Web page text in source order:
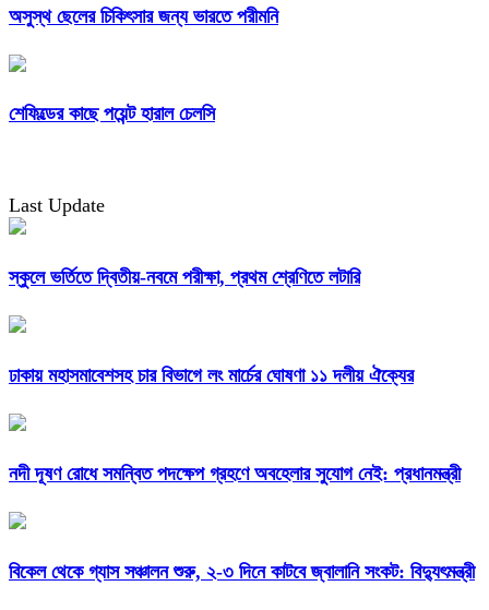
অসুস্থ ছেলের চিকিৎসার জন্য ভারতে পরীমনি
শেফিল্ডের কাছে পয়েন্ট হারাল চেলসি
Last Update
স্কুলে ভর্তিতে দ্বিতীয়-নবমে পরীক্ষা, প্রথম শ্রেণিতে লটারি
ঢাকায় মহাসমাবেশসহ চার বিভাগে লং মার্চের ঘোষণা ১১ দলীয় ঐক্যের
নদী দূষণ রোধে সমন্বিত পদক্ষেপ গ্রহণে অবহেলার সুযোগ নেই: প্রধানমন্ত্রী
বিকেল থেকে গ্যাস সঞ্চালন শুরু, ২-৩ দিনে কাটবে জ্বালানি সংকট: বিদ্যুৎমন্ত্রী